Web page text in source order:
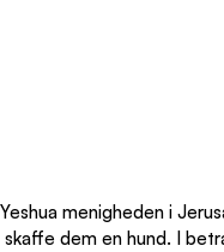
menigheden i
dem en hund. I